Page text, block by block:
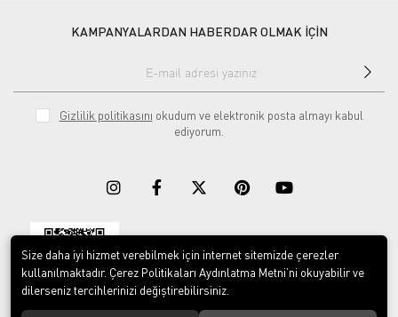
KAMPANYALARDAN HABERDAR OLMAK İÇİN
Gizlilik politikasını okudum ve elektronik posta almayı kabul
ediyorum.
Download on the
App Store
Download on
Google play
Size daha iyi hizmet verebilmek için internet sitemizde çerezler
kullanılmaktadır. Çerez Politikaları Aydınlatma Metni’ni okuyabilir ve
dilerseniz tercihlerinizi değiştirebilirsiniz.